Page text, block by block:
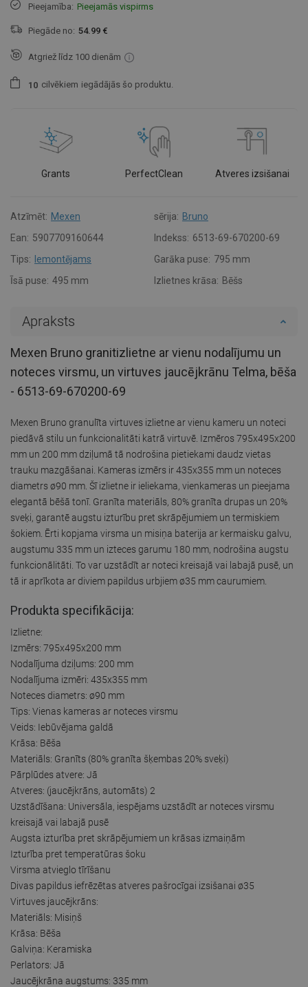
Pieejamība: Pieejamās vispirms
Piegāde no: 54.99 €
Atgriež līdz 100 dienām
1 0 cilvēkiem iegādājās šo produktu.
Grants PerfectClean Atveres izsišanai
Atzīmēt: Mexen sērija: Bruno
Ean: 5907709160644 Indekss: 6513-69-670200-69
Tips:
Iemontējams Garāka puse: 795 mm
Īsā puse: 495 mm Izlietnes krāsa: Bēšs
Apraksts
Mexen Bruno granitizlietne ar vienu nodalījumu un
noteces virsmu, un virtuves jaucējkrānu Telma, bēša
- 6513-69-670200-69
Mexen Bruno granulīta virtuves izlietne ar vienu kameru un noteci
piedāvā stilu un funkcionalitāti katrā virtuvē. Izmēros 795x495x200
mm un 200 mm dziļumā tā nodrošina pietiekami daudz vietas
trauku mazgāšanai. Kameras izmērs ir 435x355 mm un noteces
diametrs ø90 mm. Šī izlietne ir ieliekama, vienkameras un pieejama
elegantā bēšā tonī. Granīta materiāls, 80% granīta drupas un 20%
sveķi, garantē augstu izturību pret skrāpējumiem un termiskiem
šokiem. Ērti kopjama virsma un misiņa baterija ar kermaisku galvu,
augstumu 335 mm un izteces garumu 180 mm, nodrošina augstu
funkcionālitāti. To var uzstādīt ar noteci kreisajā vai labajā pusē, un
tā ir aprīkota ar diviem papildus urbjiem ø35 mm caurumiem.
Produkta specifikācija:
Izlietne:
Izmērs: 795x495x200 mm
Nodalījuma dziļums: 200 mm
Nodalījuma izmēri: 435x355 mm
Noteces diametrs: ø90 mm
Tips: Vienas kameras ar noteces virsmu
Veids: Iebūvējama galdā
Krāsa: Bēša
Materiāls: Granīts (80% granīta šķembas 20% sveķi)
Pārplūdes atvere: Jā
Atveres: (jaucējkrāns, automāts) 2
Uzstādīšana: Universāla, iespējams uzstādīt ar noteces virsmu
kreisajā vai labajā pusē
Augsta izturība pret skrāpējumiem un krāsas izmaiņām
Izturība pret temperatūras šoku
Virsma atvieglo tīrīšanu
Divas papildus iefrēzētas atveres pašrocīgai izsišanai ø35
Virtuves jaucējkrāns:
Materiāls: Misiņš
Krāsa: Bēša
Galviņa: Keramiska
Perlators: Jā
Jaucējkrāna augstums: 335 mm